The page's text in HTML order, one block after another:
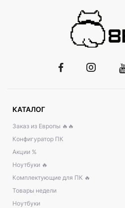
КАТАЛОГ
Заказ из Европы 🔥🔥
Конфигуратор ПК
Акции %
Ноутбуки 🔥
Комплектующие для ПК 🔥
Товары недели
Ноутбуки